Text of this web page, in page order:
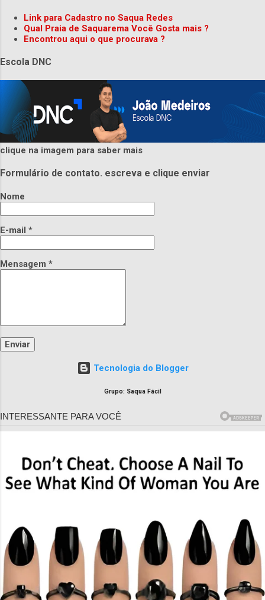
Link para Cadastro no Saqua Redes
Qual Praia de Saquarema Você Gosta mais ?
Encontrou aqui o que procurava ?
Escola DNC
clique na imagem para saber mais
Formulário de contato. escreva e clique enviar
Nome
E-mail *
Mensagem *
Tecnologia do Blogger
Grupo: Saqua Fácil